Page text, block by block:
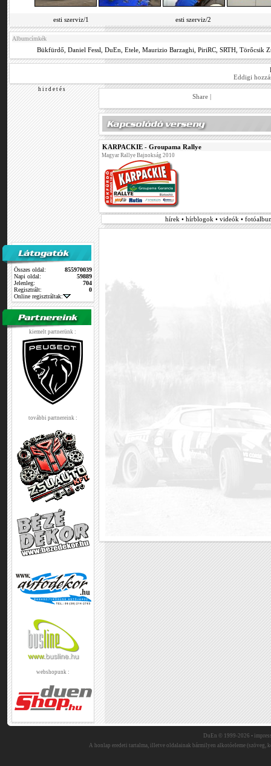
esti szerviz/1 esti szerviz/2
Albumcímkék
Bükfürdő Daniel Fessl DuEn Etele Maurizio Barzaghi PiriRC SRTH Törőcsik
Eddigi
h i r d e t é s
Összes oldal:
855970039
Napi oldal:
59889
Jelenleg:
704
Regisztrált:
0
Online regisztráltak:
kiemelt partnerünk :
további partnereink :
webshopunk :
Share |
KARPACKIE - Groupama Rallye
Magyar Rallye Bajnokság 2010
hírek • hírblogok • videók •
DuEn © 1999-2026 •
A honlap eredeti tartalma, illetve oldalainak bármilyen alkotóeleme (szöveg,